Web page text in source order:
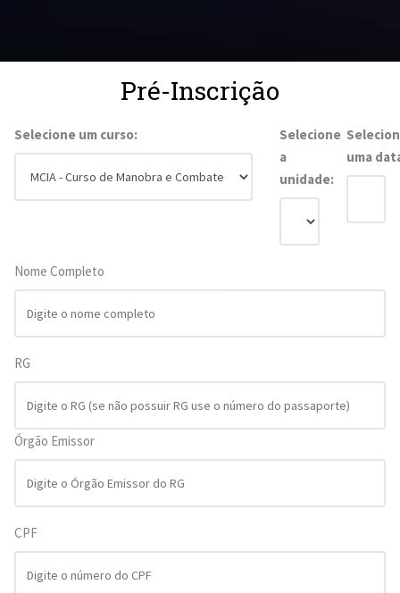
Pré-Inscrição
Selecione um curso:
Selecione
a
unidade:
uma
Nome Completo
RG
Órgão Emissor
CPF